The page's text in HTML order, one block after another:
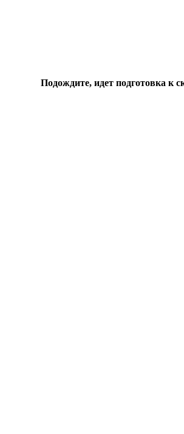
Подождите, идет подготовка к